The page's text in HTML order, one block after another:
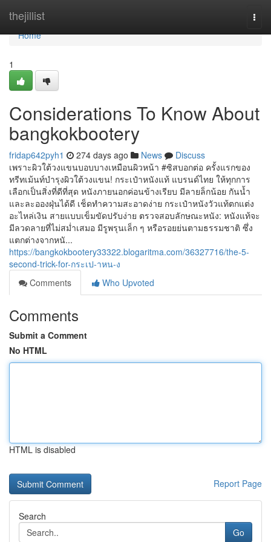
thejillist
Home
Home
1
Considerations To Know About
bangkokbootery
fridap642pyh1 274 days ago News
Discuss
เพราะผิวใต้วงแขนบอบบางเหมือนผิวหน้า #ซิสบอกต่อ ครั้งแรกของ
ทรีทเม้นท์บำรุงผิวใต้วงแขน! กระเป๋าหนังแท้ แบรนด์ไทย ให้ทุกการ
เลือกเป็นสิ่งที่ดีที่สุด หนังภายนอกค่อนข้างเรียบ มีลายล็กน้อย กันน้ำ
และละอองฝุ่นได้ดี เช็ดทำความสะอาดง่าย กระเป๋าหนังวัวแท้ตกแต่ง
อะไหล่เงิน สายแบบเข็มขัดปรับง่าย ตรวจสอบลักษณะหนัง: หนังแท้จะ
มีลวดลายที่ไม่สม่ำเสมอ มีรูพรุนเล็ก ๆ หรือรอยย่นตามธรรมชาติ ซึ่ง
แตกต่างจากหนั...
https://bangkokbootery33322.blogaritma.com/36327716/the-5-
second-trick-for-กระเป-าหน-ง
Comments
Who Upvoted
Comments
Submit a Comment
No HTML
HTML is disabled
Report Page
Search
Go